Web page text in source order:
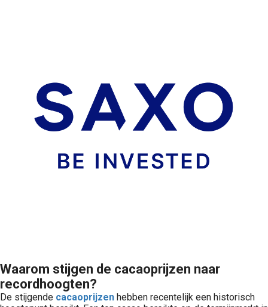
Waarom stijgen de cacaoprijzen naar
recordhoogten?
De stijgende cacaoprijzen hebben recentelijk een historisch